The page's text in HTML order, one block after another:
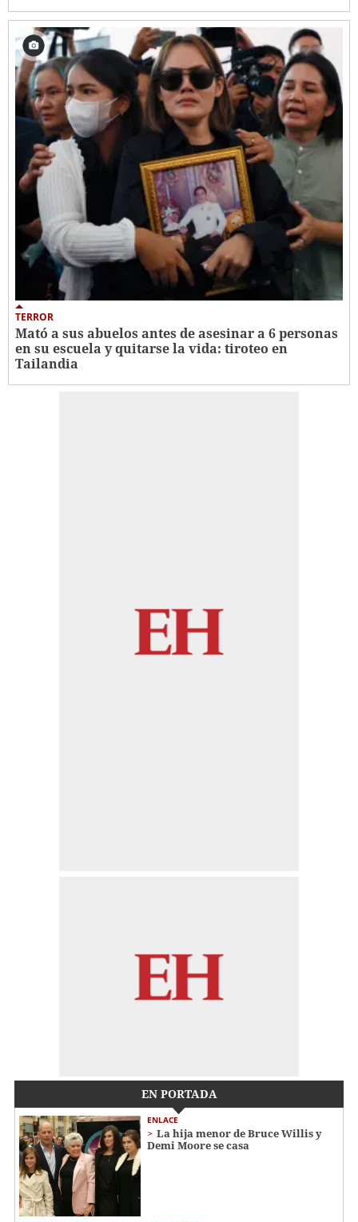
TERROR
Mató a sus abuelos antes de asesinar a 6 personas
en su escuela y quitarse la vida: tiroteo en
Tailandia
EN PORTADA
ENLACE
La hija menor de Bruce Willis y
Demi Moore se casa